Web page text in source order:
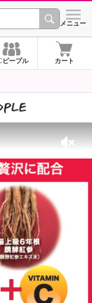
シメニュー
ピープル カート